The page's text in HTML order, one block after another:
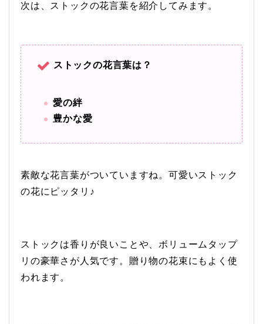
次は、ストックの花言葉を紹介してみます。
ストックの花言葉は？
愛の絆
豊かな愛
素敵な花言葉がついていますね。可愛いストック
の花にピッタリ♪
ストックは香りが良いことや、ボリュームタップ
リの豪華さが人気です。贈り物の花束にもよく使
われます。